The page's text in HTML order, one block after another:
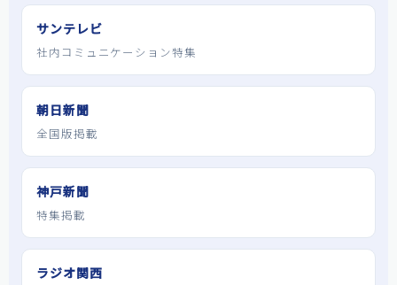
サンテレビ
社内コミュニケーション特集
朝日新聞
全国版掲載
神戸新聞
特集掲載
ラジオ関西